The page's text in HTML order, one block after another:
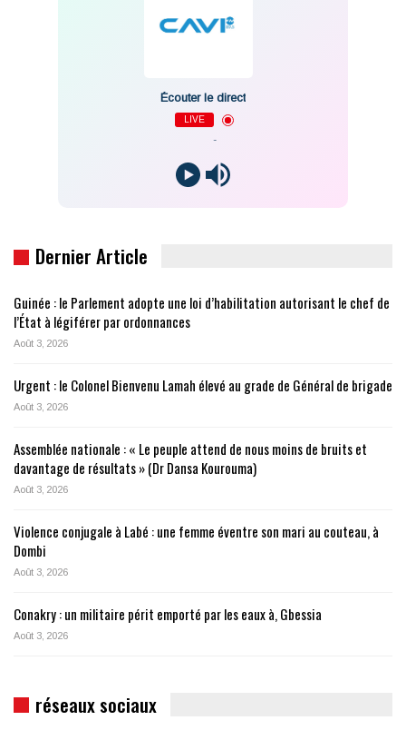
Écouter le direct
LIVE
Dernier Article
Guinée : le Parlement adopte une loi d’habilitation autorisant le chef de
l’État à légiférer par ordonnances
Août 3, 2026
Urgent : le Colonel Bienvenu Lamah élevé au grade de Général de brigade
Août 3, 2026
Assemblée nationale : « Le peuple attend de nous moins de bruits et
davantage de résultats » (Dr Dansa Kourouma)
Août 3, 2026
Violence conjugale à Labé : une femme éventre son mari au couteau, à
Dombi
Août 3, 2026
Conakry : un militaire périt emporté par les eaux à, Gbessia
Août 3, 2026
réseaux sociaux